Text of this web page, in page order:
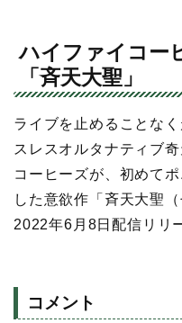
ハイファイコー
「斉天大聖」
ライブを止めることな
スレスオルタナティブ
コーヒーズが、初めて
した意欲作「斉天大聖
2022年6月8日配信リリ
コメント